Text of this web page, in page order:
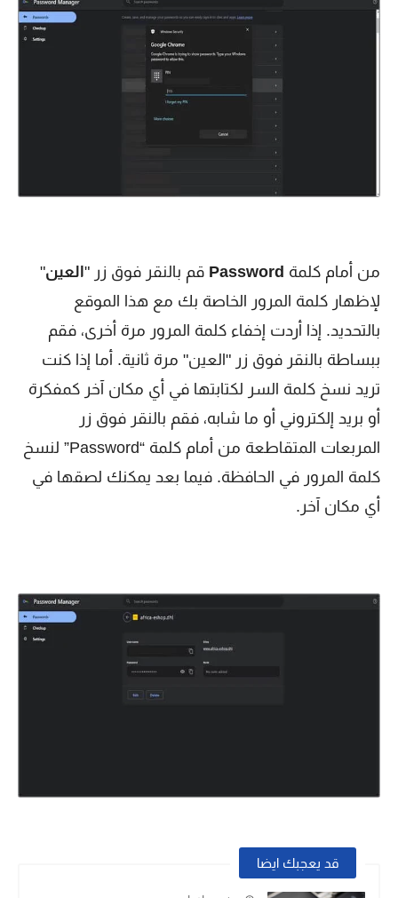
من أمام كلمة Password قم بالنقر فوق زر "العين"
لإظهار كلمة المرور الخاصة بك مع هذا الموقع
بالتحديد. إذا أردت إخفاء كلمة المرور مرة أخرى، فقم
ببساطة بالنقر فوق زر "العين" مرة ثانية. أما إذا كنت
تريد نسخ كلمة السر لكتابتها في أي مكان آخر كمفكرة
أو بريد إلكتروني أو ما شابه، فقم بالنقر فوق زر
المربعات المتقاطعة من أمام كلمة “Password” لنسخ
كلمة المرور في الحافظة. فيما بعد يمكنك لصقها في
أي مكان آخر.
قد يعجبك ايضا